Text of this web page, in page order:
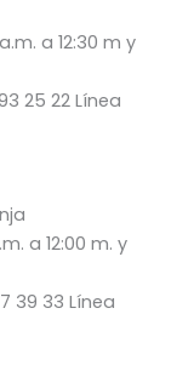
a 12:30 m y
25 22 Línea
a 12:00 m. y
39 33 Línea